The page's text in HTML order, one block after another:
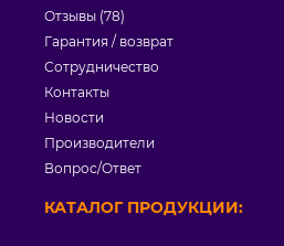
Отзывы (78)
Гарантия / возврат
Сотрудничество
Контакты
Новости
Производители
Вопрос/Ответ
КАТАЛОГ ПРОДУКЦИИ: